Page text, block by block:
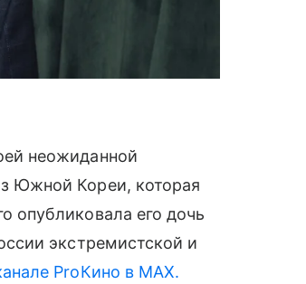
неожиданной
Южной Кореи, которая
опубликовала его дочь
экстремистской и
ProКино в MAX.